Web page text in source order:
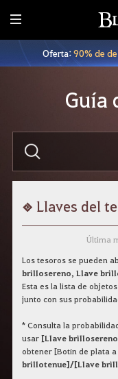
T
o
d
Oferta:90% de
Guía
r
i
Llaves del
Última
Los tesoros se pueden
brillosereno, Llave
Esta es la lista de
junto con sus
*Consulta la
usar[Llave
obtener [Botín de plata
brillotenue]/[Llave